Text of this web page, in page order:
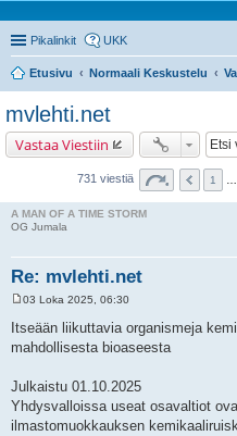
Pikalinkit UKK
Etusivu Normaali Keskustelu
mvlehti.net
Vastaa Viestiin
731 viestiä 1
A MAN OF A TIME STORM
OG Jumala
Re: mvlehti.net
e
s
03 Loka 2025, 06:30
Itseään liikuttavia organismeja
mahdollisesta bioaseesta
Julkaistu 01.10.2025
Yhdysvalloissa useat osavaltiot
ilmastomuokkauksen